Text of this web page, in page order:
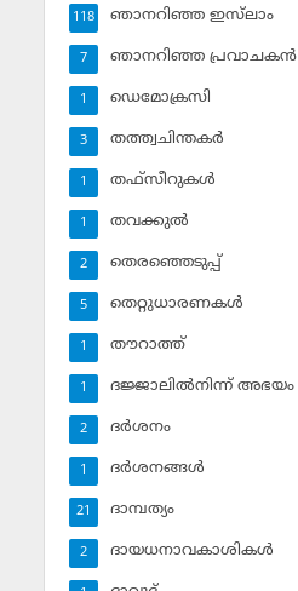
ഞാനറിഞ്ഞ ഇസ്‌ലാം
118
ഞാനറിഞ്ഞ പ്രവാചകന്‍
7
ഡെമോക്രസി
1
തത്ത്വചിന്തകര്‍
3
തഫ്‌സീറുകള്‍
1
തവക്കുല്‍
1
തെരഞ്ഞെടുപ്പ്
2
തെറ്റുധാരണകള്‍
5
തൗറാത്ത്
1
ദജ്ജാലില്‍നിന്ന് അഭയം
1
ദര്‍ശനം
2
ദര്‍ശനങ്ങള്‍
1
ദാമ്പത്യം
21
ദായധനാവകാശികള്‍
2